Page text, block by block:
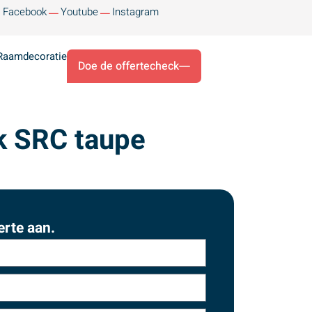
Facebook Youtube Instagram
Doe de offertecheck
taupe
aan.